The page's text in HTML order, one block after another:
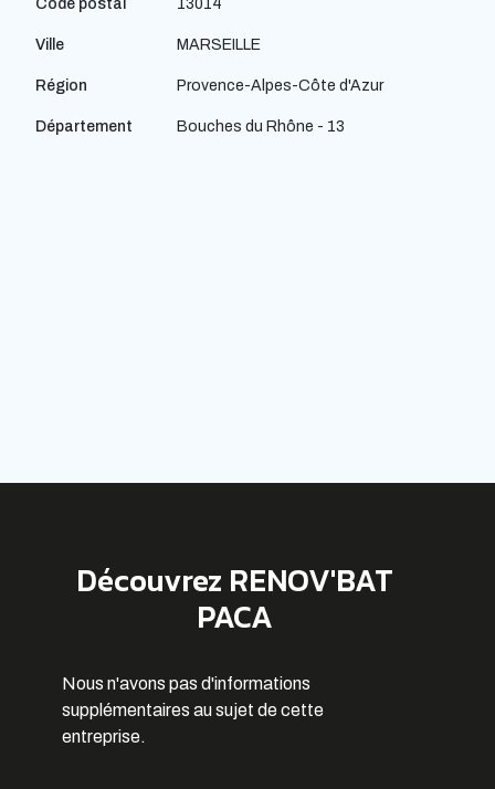
Code postal 13014
Ville MARSEILLE
Région Provence-Alpes-Côte d'Azur
Département Bouches du Rhône - 13
Découvrez RENOV'BAT
PACA
Nous n'avons pas d'informations
supplémentaires au sujet de cette
entreprise.